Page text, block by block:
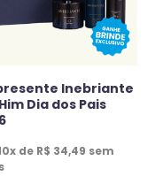
Inebriante
Dia dos Pais
x de R$ 34,49 sem